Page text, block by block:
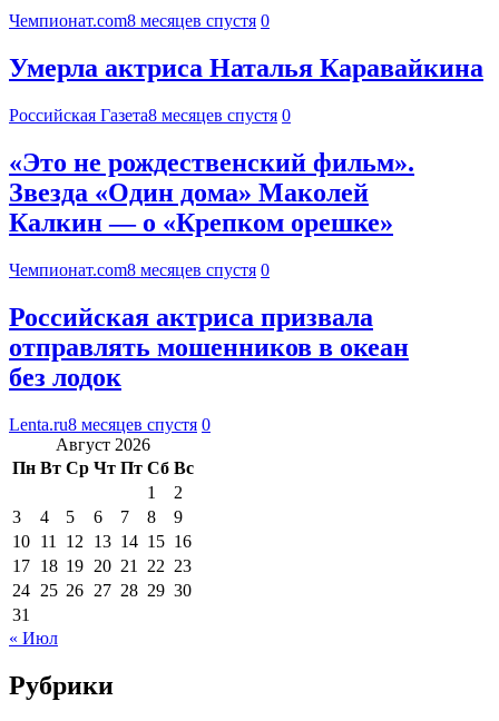
Чемпионат.com8 месяцев спустя 0
Умерла актриса Наталья Каравайкина
Российская Газета8 месяцев спустя 0
«Это не рождественский фильм».
Звезда «Один дома» Маколей
Калкин — о «Крепком орешке»
Чемпионат.com8 месяцев спустя 0
Российская актриса призвала
отправлять мошенников в океан
без лодок
Lenta.ru8 месяцев спустя 0
Август 2026
Пн Вт Ср Чт Пт Сб Вс
1
2
3
4 5 6 7 8
9
10 11 12 13 14 15 16
17 18 19 20 21 22 23
24 25 26 27 28 29 30
31
« Июл
Рубрики